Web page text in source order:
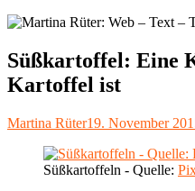
Süßkartoffel: Eine
Kartoffel ist
Autor
Martina RüterVeröffentlicht
19. November
Süßkartoffeln - Quelle: